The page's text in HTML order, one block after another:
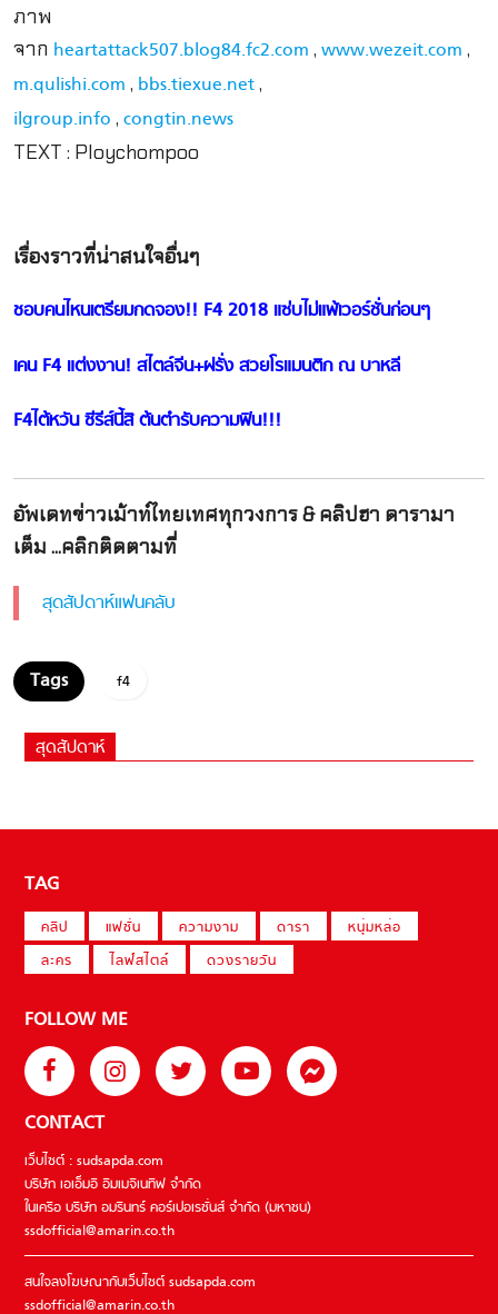
ภาพ
จาก heartattack507.blog84.fc2.com , www.wezeit.com ,
m.qulishi.com , bbs.tiexue.net,
ilgroup.info , congtin.news
TEXT : Ploychompoo
เรื่องราวที่น่าสนใจอื่นๆ
ชอบคนไหนเตรียมกดจอง!! F4 2018 แซ่บไม่แพ้เวอร์ชั่นก่อนๆ
เคน F4 แต่งงาน! สไตล์จีน+ฝรั่ง สวยโรแมนติก ณ บาหลี
F4ไต้หวัน ซีรีส์นี้สิ ต้นตำรับความฟิน!!!
อัพเดทข่าวเม้าท์ไทยเทศทุกวงการ & คลิปฮา ดารามา
เต็ม ...คลิกติดตามที่
สุดสัปดาห์แฟนคลับ
f4
สุดสัปดาห์
TAG
คลิป แฟชั่น ความงาม ดารา
หนุ่มหล่อ
ละคร
ไลฟ์สไตล์ ดวงรายวัน
FOLLOW ME
CONTACT
เว็บไซต์ : sudsapda.com
บริษัท เอเอ็มอี อิมเมจิเนทีฟ จำกัด
ในเครือ บริษัท อมรินทร์ คอร์เปอเรชั่นส์ จำกัด (มหาชน)
ssdofficial@amarin.co.th
สนใจลงโฆษณากับเว็บไซต์ sudsapda.com
ssdofficial@amarin.co.th